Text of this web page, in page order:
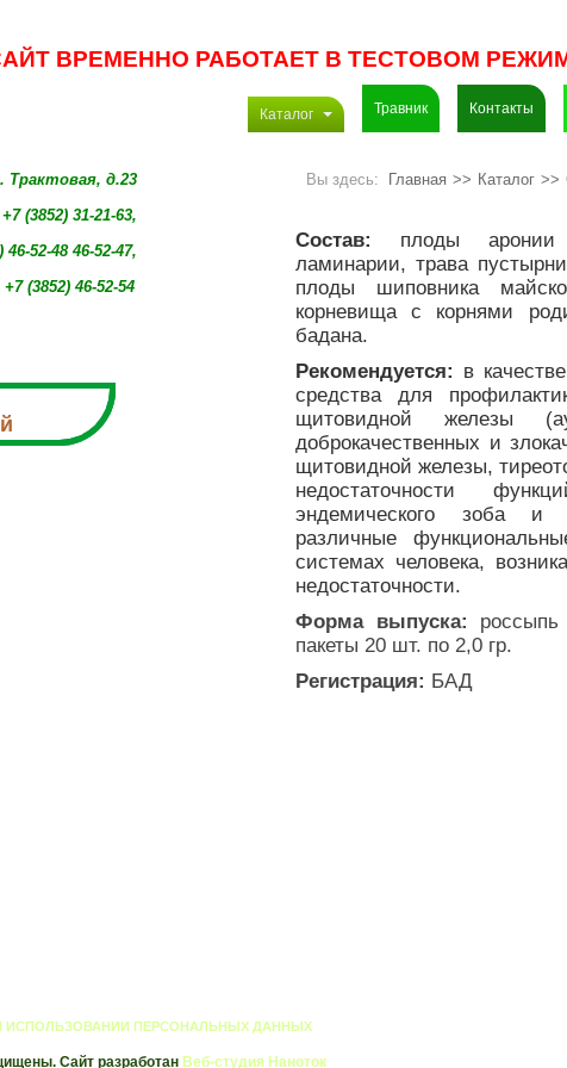
ВРЕМЕННО РАБОТАЕТ В ТЕСТОВОМ
Каталог Травник Контакты
Состав: плоды аронии
ламинарии, трава
плоды шиповника
корневища с корнями
бадана.
Рекомендуется: в
средства для
щитовидной железы
доброкачественных и
щитовидной железы,
недостаточности
эндемического зоба и
различные
системах человека,
недостаточности.
Форма выпуска:
пакеты 20 шт. по 2,0 гр.
Регистрация: БАД
Трактовая, д.23
+7 (3852) 31-21-63,
46-52-48 46-52-47,
+7 (3852) 46-52-54
Вы здесь: Главная >> Каталог >>
ИСПОЛЬЗОВАНИИ ПЕРСОНАЛЬНЫХ ДАННЫХ
Сайт разработан Веб-студия Наноток